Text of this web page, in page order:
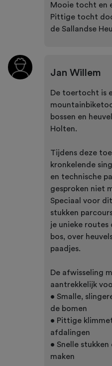
Mooie tocht en
Pittige tocht
de Sallandse
Jan Willem
De toertocht is
bossen en
Holten.
Tijdens deze
kronkelende
en technische
gesproken niet
Speciaal voor
stukken
je unieke
bos, over
paadjes.
De afwisseling
aantrekkelijk
• Smalle,
de bomen
• Pittige
afdalingen
• Snelle
maken